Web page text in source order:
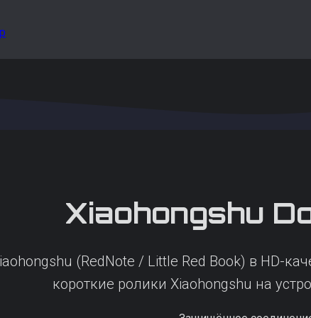
Xiaohongshu
(RedNote / Little Red Book) в HD-
короткие ролики Xiaohongshu на